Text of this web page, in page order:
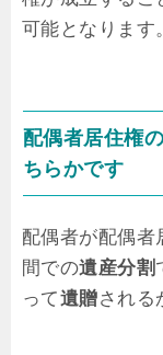
可能となります。
配偶者居住権
ちらかです
配偶者が配偶者
間での遺産分割
って遺贈される